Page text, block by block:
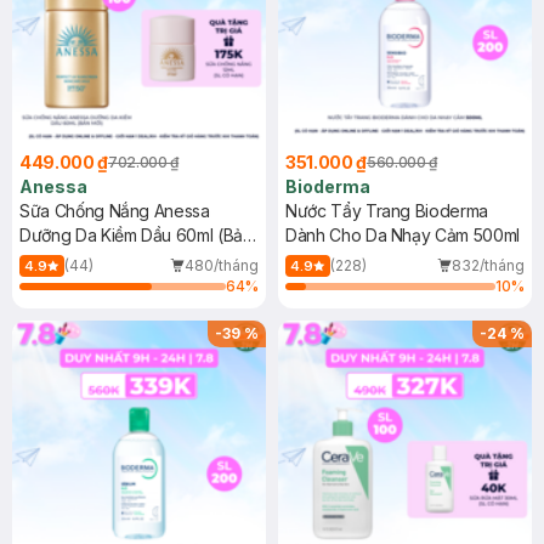
449.000 ₫702.000 ₫
Anessa
Sữa Chống Nắng Anessa
Dưỡng Da Kiềm Dầu 60ml (Bản
Mới)
4.9 (44)
480/tháng
64%
351.000 ₫560.000 ₫
Bioderma
Nước Tẩy Trang Bioderma
Dành Cho Da Nhạy Cảm 500ml
4.9 (228)
832/tháng
10%
-39% -24%